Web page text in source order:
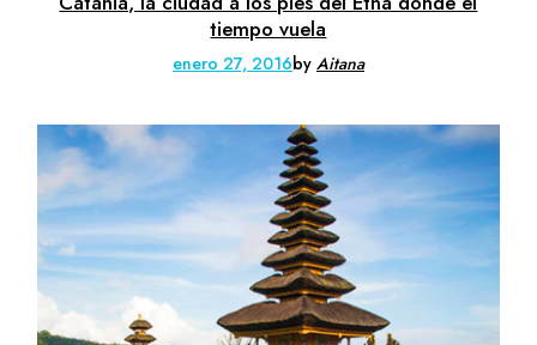
tiempo vuela
enero 27, 2016by Aitana